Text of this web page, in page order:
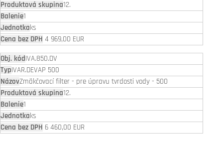
12.
1
ks
4 969,00 EUR
IVA.850.DV
IVAR.DEVAP 500
Zmäkčovací filter - pre úpravu tvrdosti vody - 500
12.
1
ks
6 460,00 EUR